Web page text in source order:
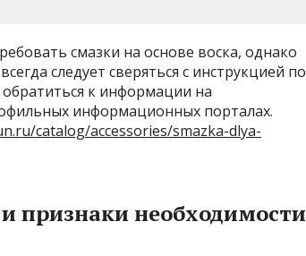
смазки на основе воска, однако
следует сверяться с инструкцией по
обратиться к информации на
информационных порталах.
catalog/accessories/smazka-dlya-
признаки необходимости